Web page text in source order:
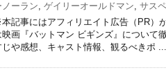
ノーラン, ゲイリーオールドマン, サス
記事にはアフィリエイト広告（PR）
映画『バットマン ビギンズ』について
じや感想、キャスト情報、観るべきポ ...